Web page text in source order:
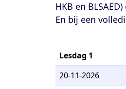
HKB en
En bij een
Lesdag 1
20-11-2026